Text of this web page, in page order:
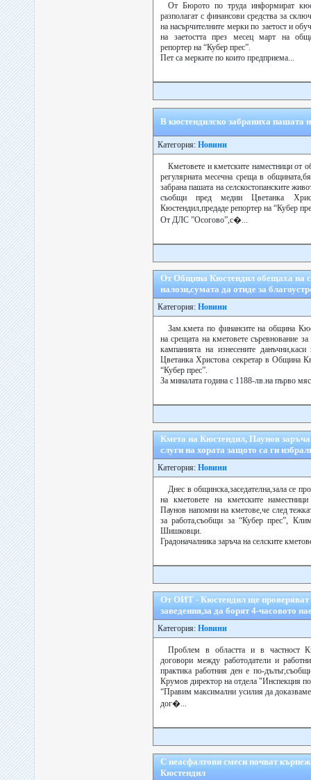
От Бюрото по труда информират
разполагат с финансови средства за
на насърчителните мерки по заетост и
на заетостта през месец март на
репортер на “Кубер прес”.
Пет са мерките по които предприема...
В кюстендилско забраниха пашата
Категория: Новини
Кметовете и кметските наместници от
регулярната месечна среща в
забрана пашата на селскостопанските
съобщи пред медии Цветанка
Кюстендил,предаде репортер на “Кубер
От ДЛС ”Осогово”,с�...
От Община Кюстендил обещаха на
налози,сумата да отиде за
Категория: Новини
Зам.кмета по финансите на община
на срещата на кметовете съревнование
кампанията на изнесените
Цветанка Христова секретар в Община
“Кубер прес”.
За миналата година с 1188-лв.на първо
Кмета на Кюстендил, Паунов заръча
слуги на хората защото са ги
Категория: Новини
Днес в общинска,заседателна,зала се
на кметовете на кметските
Паунов напомни на кметове,че след
за работа,съобщи за “Кубер прес”,
Шишковци.
Градоначалника заръча на селските
От ОИТ - Кюстендил ще проверяват
заведения,за да борят 4-часовото
Категория: Новини
Проблем в областта и в частност
договори между работодатели и
практика работния ден е по-
Крумов директор на отдела "Инспекция
“Правим максимални усилия да
дог�...
С неасфалтови смеси почват
Кюстендил